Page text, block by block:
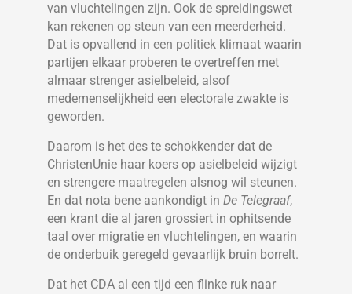
van vluchtelingen zijn. Ook de spreidingswet
kan rekenen op steun van een meerderheid.
Dat is opvallend in een politiek klimaat waarin
partijen elkaar proberen te overtreffen met
almaar strenger asielbeleid, alsof
medemenselijkheid een electorale zwakte is
geworden.
Daarom is het des te schokkender dat de
ChristenUnie haar koers op asielbeleid wijzigt
en strengere maatregelen alsnog wil steunen.
En dat nota bene aankondigt in De Telegraaf,
een krant die al jaren grossiert in ophitsende
taal over migratie en vluchtelingen, en waarin
de onderbuik geregeld gevaarlijk bruin borrelt.
Dat het CDA al een tijd een flinke ruk naar